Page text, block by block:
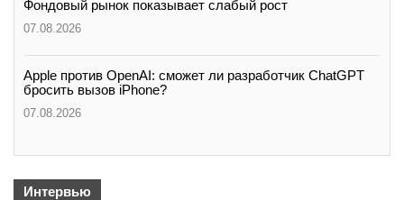
Фондовый рынок показывает слабый рост
07.08.2026
Apple против OpenAI: сможет ли разработчик ChatGPT
бросить вызов iPhone?
07.08.2026
Интервью